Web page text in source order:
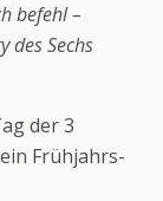
befehl –
des Sechs
der 3
Frühjahrs-